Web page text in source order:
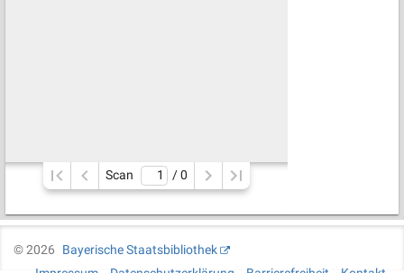
Scan / 0
©2026
Bayerische Staatsbibliothek